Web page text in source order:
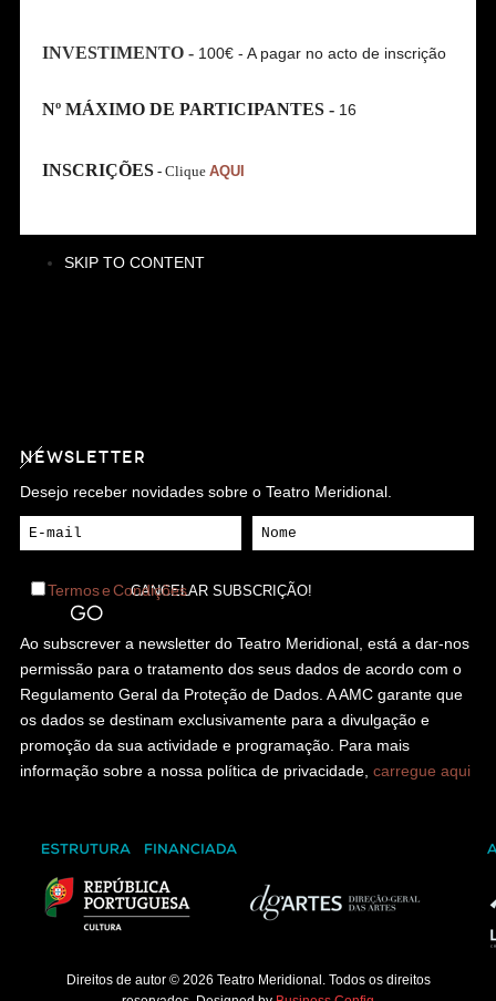
INVESTIMENTO - 100€ - A pagar no acto de inscrição
Nº MÁXIMO DE PARTICIPANTES - 16
INSCRIÇÕES - Clique AQUI
SKIP TO CONTENT
NEWSLETTER
Desejo receber novidades sobre o Teatro Meridional.
Termos e Condições
Ao subscrever a newsletter do Teatro Meridional, está a dar-nos
permissão para o tratamento dos seus dados de acordo com o
Regulamento Geral da Proteção de Dados. A AMC garante que
os dados se destinam exclusivamente para a divulgação e
promoção da sua actividade e programação. Para mais
informação sobre a nossa política de privacidade, carregue aqui
Direitos de autor © 2026 Teatro Meridional. Todos os direitos